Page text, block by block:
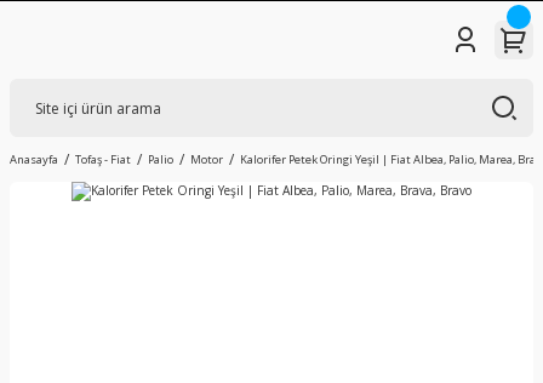
Anasayfa Tofaş - Fiat Palio Motor Kalorifer Petek Oringi Yeşil | Fiat Albea, Palio, Marea,